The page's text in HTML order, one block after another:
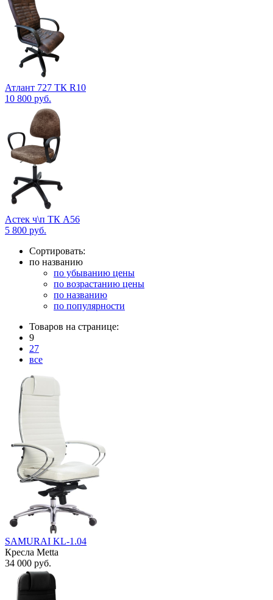
Атлант 727 ТК R10
10 800 руб.
Астек ч\п ТК А56
5 800 руб.
Сортировать:
по названию
по убыванию цены
по возрастанию цены
по названию
по популярности
Товаров на странице:
9
27
все
SAMURAI KL-1.04
Кресла Metta
34 000 руб.